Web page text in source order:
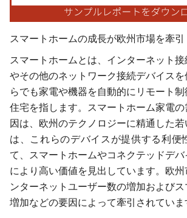
スマートホームの成長が欧州市場を牽引
スマートホームとは、インターネット
やその他のネットワーク接続デバイス
らでも家電や機器を自動的にリモート
住宅を指します。スマートホーム家電
因は、欧州のテクノロジーに精通した
は、これらのデバイスが提供する利便
て、スマートホームやコネクテッドデバ
により高い価値を見出しています。欧
ンターネットユーザー数の増加および
増加などの要因によって牽引されていま